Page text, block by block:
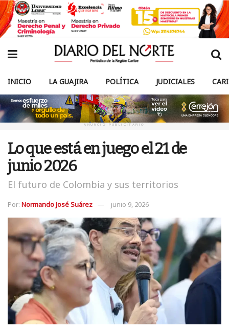
INICIO LA GUAJIRA POLÍTICA JUDICIALES
ANUNCIO PUBLICITARIO
Lo que está en juego el 21 de
junio 2026
El futuro de Colombia y sus territorios
Por: Normando José Suárez junio 9, 2026